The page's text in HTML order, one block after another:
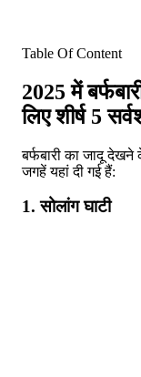
Table Of Content
2025 में
लिए शीर्ष 5
बर्फबारी का जादू
जगहें यहां दी गई हैं:
1. सोलांग घाटी